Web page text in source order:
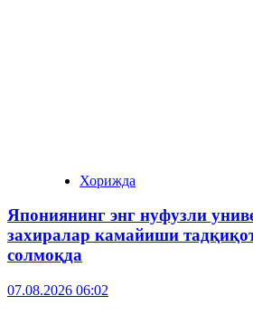
Хорижда
Япониянинг энг нуфузли
захиралар камайиши
солмоқда
07.08.2026 06:02